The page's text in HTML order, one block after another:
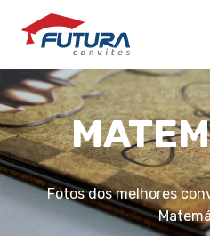
Fotos dos melhores